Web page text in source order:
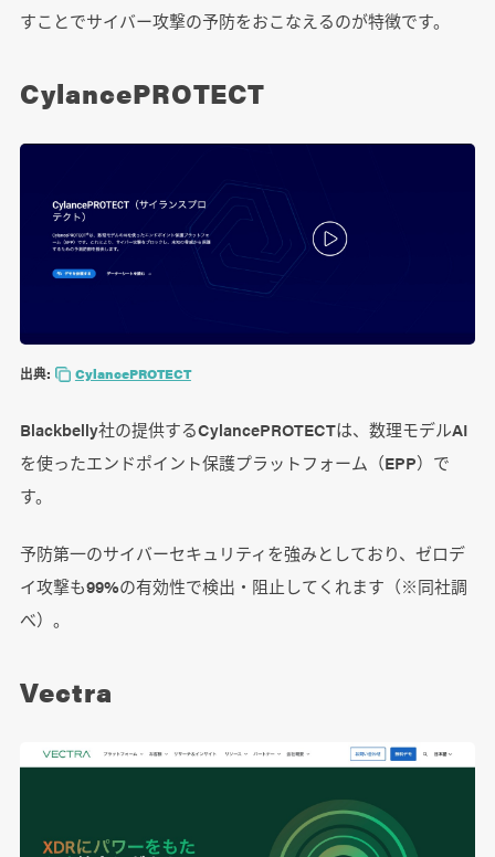
すことでサイバー攻撃の予防をおこなえるのが特徴です。
CylancePROTECT
出典: CylancePROTECT
Blackbelly社の提供するCylancePROTECTは、数理モデルAI
を使ったエンドポイント保護プラットフォーム（EPP）で
す。
予防第一のサイバーセキュリティを強みとしており、ゼロデ
イ攻撃も99%の有効性で検出・阻止してくれます（※同社調
べ）。
Vectra